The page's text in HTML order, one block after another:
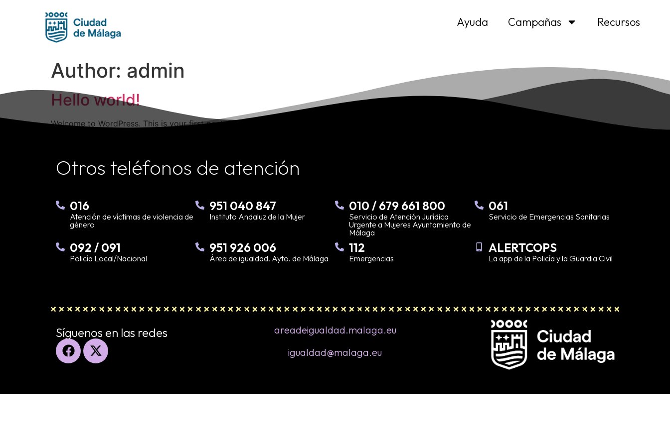
Ayuda Campañas Recursos
Author: admin
Hello world!
Welcome to WordPress. This is your first post. Edit or delete it, then start writing!
Otros teléfonos de atención
016
Atención de víctimas de violencia de
género
951 040 847
Instituto Andaluz de la Mujer
010 / 679 661 800
Servicio de Atención Jurídica
Urgente a Mujeres Ayuntamiento de
Málaga
061
Servicio de Emergencias Sanitarias
092 / 091
Policía Local/Nacional
951 926 006
Área de igualdad. Ayto. de Málaga
112
Emergencias
ALERTCOPS
La app de la Policía y la Guardia Civil
Síguenos en las redes
areadeigualdad.malaga.eu
igualdad@malaga.eu